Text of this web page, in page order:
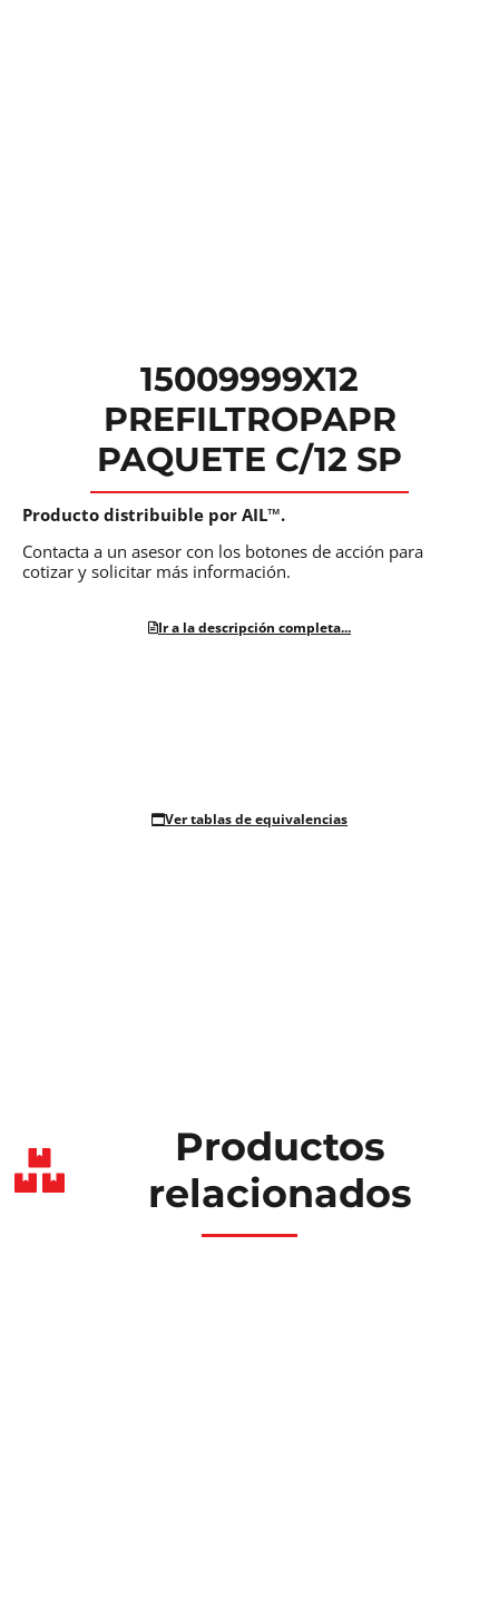
15009999X12
PREFILTROPAPR
PAQUETE C/12 SP
Producto distribuible por AIL™.
Contacta a un asesor con los botones de acción para
cotizar y solicitar más información.
Ir a la descripción completa...
Ver tablas de equivalencias
Productos
relacionados